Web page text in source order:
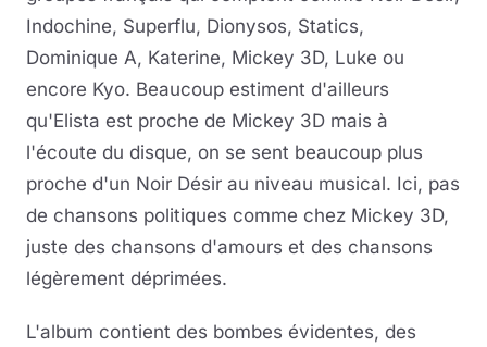
Indochine, Superflu, Dionysos, Statics,
Dominique A, Katerine, Mickey 3D, Luke ou
encore Kyo. Beaucoup estiment d'ailleurs
qu'Elista est proche de Mickey 3D mais à
l'écoute du disque, on se sent beaucoup plus
proche d'un Noir Désir au niveau musical. Ici, pas
de chansons politiques comme chez Mickey 3D,
juste des chansons d'amours et des chansons
légèrement déprimées.
L'album contient des bombes évidentes, des